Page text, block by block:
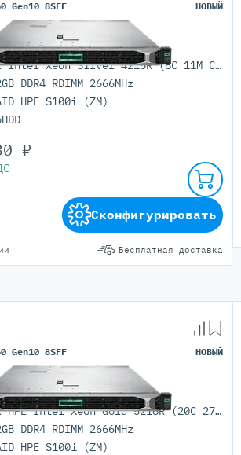
Gen10 8SFF НОВЫЙ
1x Intel Xeon Silver 4215R (8C 11M Cache 3.20 GHz)
DDR4 RDIMM 2666MHz
HPE S100i (ZM)
Бесплатная доставка
₽
Сконфигурировать
Gen10 8SFF НОВЫЙ
1x HPE Intel Xeon Gold 5218R (20C 27.5M Cache 2.10 GHz)
DDR4 RDIMM 2666MHz
HPE S100i (ZM)